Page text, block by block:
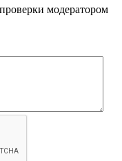
модератором